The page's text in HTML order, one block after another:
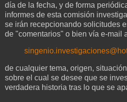
día de la fecha, y de forma
informes de esta comisión
se irán recepcionando solicitudes
de "comentarios" o bien vía e-mail
de cualquier tema, origen,
sobre el cual se desee que se
verdadera historia tras lo que se